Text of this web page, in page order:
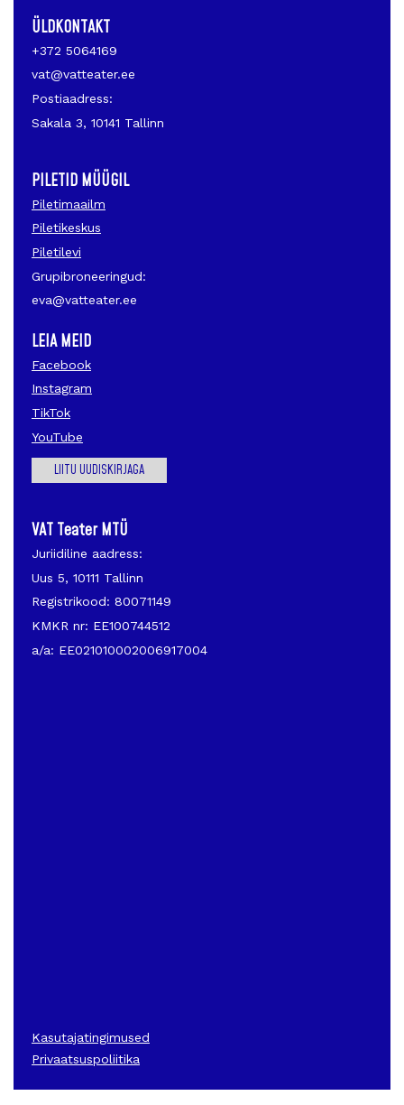
ÜLDKONTAKT
+372 5064169
vat@vatteater.ee
Postiaadress:
Sakala 3, 10141 Tallinn
PILETID MÜÜGIL
Piletimaailm
Piletikeskus
Piletilevi
Grupibroneeringud:
eva@vatteater.ee
LEIA MEID
Facebook
Instagram
TikTok
YouTube
LIITU UUDISKIRJAGA
VAT Teater MTÜ
Juriidiline aadress:
Uus 5, 10111 Tallinn
Registrikood: 80071149
KMKR nr: EE100744512
a/a: EE021010002006917004
Kasutajatingimused
Privaatsuspoliitika